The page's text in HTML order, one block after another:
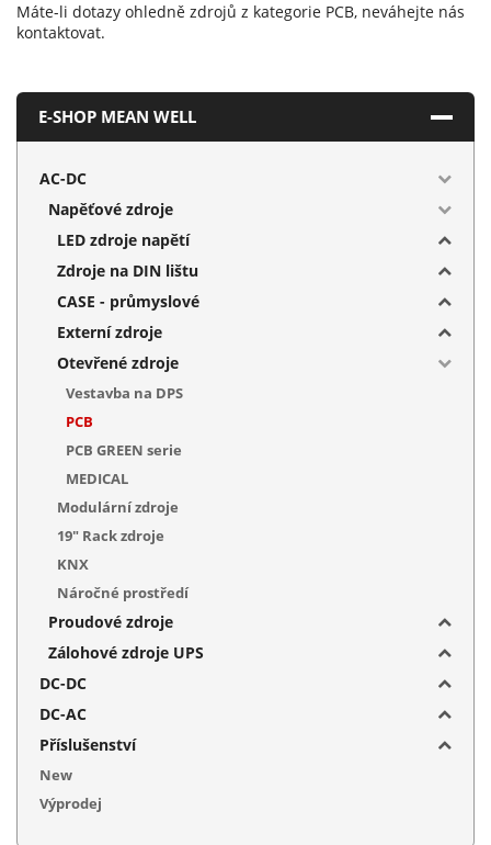
Máte-li dotazy ohledně zdrojů z kategorie PCB, neváhejte nás
kontaktovat.
E-SHOP MEAN WELL
AC-DC
Napěťové zdroje
LED zdroje napětí
Zdroje na DIN lištu
CASE - průmyslové
Externí zdroje
Otevřené zdroje
Vestavba na DPS
PCB
PCB GREEN serie
MEDICAL
Modulární zdroje
19" Rack zdroje
KNX
Náročné prostředí
Proudové zdroje
Zálohové zdroje UPS
DC-DC
DC-AC
Příslušenství
New
Výprodej